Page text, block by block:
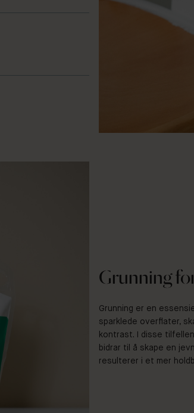
Grunning
Grunning er en
sparklede overflater,
kontrast. I disse
bidrar til å skape en
resulterer i et mer